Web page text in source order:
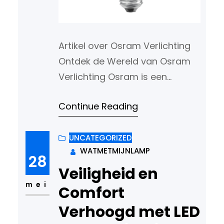
Artikel over Osram Verlichting
Ontdek de Wereld van Osram
Verlichting Osram is een
gebied van verlichting en biedt
hoogwaardige
verlichtingsoplossingen voor
zowel thuisgebruik als
commerciële toepassingen.
Met een geschiedenis die
teruggaat tot 1906, heeft
Continue Reading
28
mei
UNCATEGORIZED
WATMETMIJNLAMP
Veiligheid en
Comfort
Verhoogd met LED